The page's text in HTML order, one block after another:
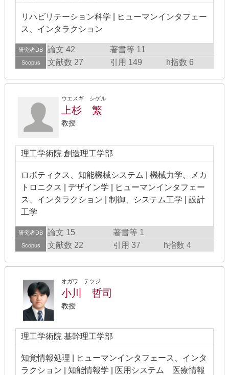
リハビリテーション科学 | ヒューマンインタフェー
ス、インタラクション
研究者DB 論文 42 著書等 11
Scopus 文献数 27 引用 149 h指数 6
ウエスギ シゲル
上杉 繁
教授
理工学術院 創造理工学部
ロボティクス、知能機械システム | 機械力学、メカ
トロニクス | デザイン学 | ヒューマンインタフェー
ス、インタラクション | 制御、システム工学 | 設計
工学
研究者DB 論文 15 著書等 1
Scopus 文献数 22 引用 37 h指数 4
オガワ テツジ
小川 哲司
教授
理工学術院 基幹理工学部
知覚情報処理 | ヒューマンインタフェース、インタ
ラクション | 知能情報学 | 医用システム 医療情報